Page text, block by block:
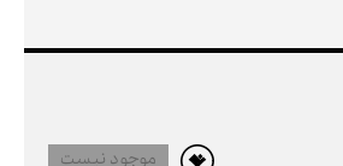
موجود نیست